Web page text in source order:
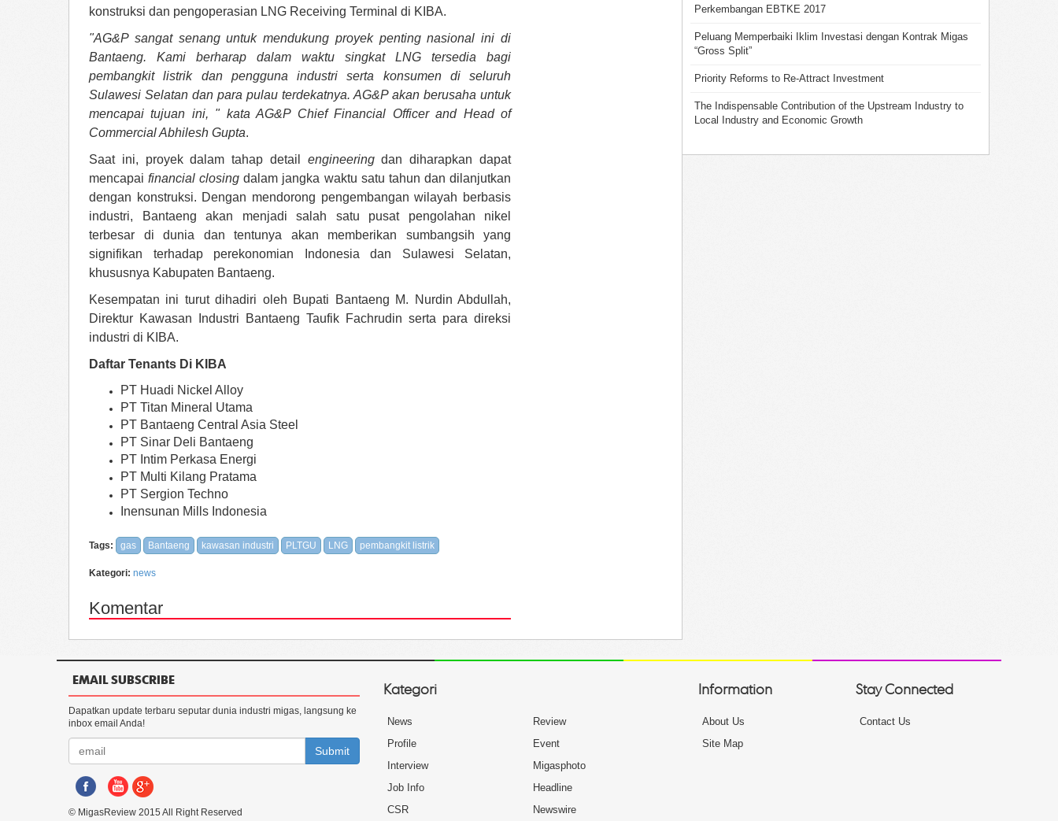
konstruksi dan pengoperasian LNG Receiving Terminal di KIBA.
"AG&P sangat senang untuk mendukung proyek penting nasional ini di
Bantaeng. Kami berharap dalam waktu singkat LNG tersedia bagi
pembangkit listrik dan pengguna industri serta konsumen di seluruh
Sulawesi Selatan dan para pulau terdekatnya. AG&P akan berusaha untuk
mencapai tujuan ini, " kata AG&P Chief Financial Officer and Head of
Commercial Abhilesh Gupta.
Saat ini, proyek dalam tahap detail engineeringdan diharapkan dapat
mencapaifinancial closing dalam jangka waktu satu tahun dan dilanjutkan
dengan konstruksi. Dengan mendorong pengembangan wilayah berbasis
industri, Bantaeng akan menjadi salah satu pusat pengolahan nikel
terbesar di dunia dan tentunya akan memberikan sumbangsih yang
signifikan terhadap perekonomian Indonesia dan Sulawesi Selatan,
khususnya Kabupaten Bantaeng.
Kesempatan ini turut dihadiri oleh Bupati Bantaeng M. Nurdin Abdullah,
Direktur Kawasan Industri Bantaeng Taufik Fachrudin serta para direksi
industri di KIBA.
Daftar Tenants Di KIBA
PT Huadi Nickel Alloy
PT Titan Mineral Utama
PT Bantaeng Central Asia Steel
PT Sinar Deli Bantaeng
PT Intim Perkasa Energi
PT Multi Kilang Pratama
PT Sergion Techno
Inensunan Mills Indonesia
Tags: gas Bantaeng kawasan industri PLTGU LNG pembangkit listrik
Kategori: news
Komentar
Perkembangan EBTKE 2017
Peluang Memperbaiki Iklim Investasi dengan Kontrak Migas
“Gross Split”
Priority Reforms to Re-Attract Investment
The Indispensable Contribution of the Upstream Industry to
Local Industry and Economic Growth
EMAIL SUBSCRIBE
Dapatkan update terbaru seputar dunia industri migas, langsung ke
inbox email Anda!
Submit
© MigasReview 2015 All Right Reserved
Kategori
News
Review
Profile
Event
Interview
Migasphoto
Job Info
Headline
CSR
Newswire
Information
About Us
Site Map
Stay Connected
Contact Us